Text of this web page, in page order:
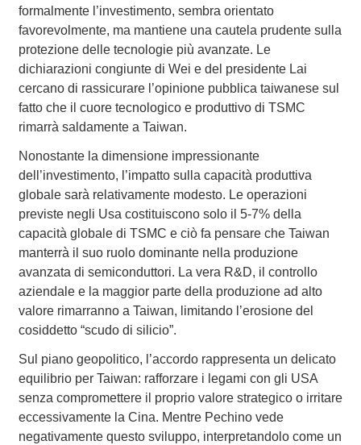
formalmente l’investimento, sembra orientato
favorevolmente, ma mantiene una cautela prudente sulla
protezione delle tecnologie più avanzate. Le
dichiarazioni congiunte di Wei e del presidente Lai
cercano di rassicurare l’opinione pubblica taiwanese sul
fatto che il cuore tecnologico e produttivo di TSMC
rimarrà saldamente a Taiwan.
Nonostante la dimensione impressionante
dell’investimento, l’impatto sulla capacità produttiva
globale sarà relativamente modesto. Le operazioni
previste negli Usa costituiscono solo il 5-7% della
capacità globale di TSMC e ciò fa pensare che Taiwan
manterrà il suo ruolo dominante nella produzione
avanzata di semiconduttori. La vera R&D, il controllo
aziendale e la maggior parte della produzione ad alto
valore rimarranno a Taiwan, limitando l’erosione del
cosiddetto “scudo di silicio”.
Sul piano geopolitico, l’accordo rappresenta un delicato
equilibrio per Taiwan: rafforzare i legami con gli USA
senza compromettere il proprio valore strategico o irritare
eccessivamente la Cina. Mentre Pechino vede
negativamente questo sviluppo, interpretandolo come un